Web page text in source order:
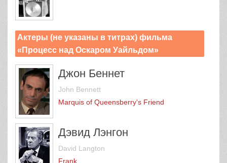
Актеры (не указаны в титрах) фильма
«Процесс над Оскаром Уайльдом»
Джон Беннет
John Bennett
Marquis of Queensberry's Friend
Дэвид Лэнгон
David Langton
Frank